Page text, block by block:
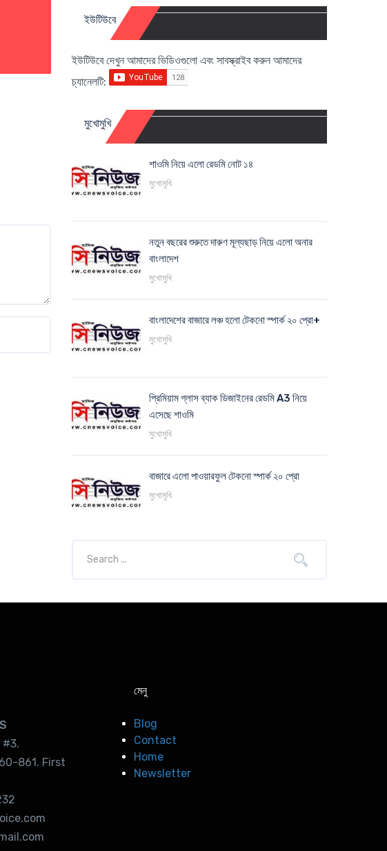
ইউটিউবে
ইউটিউবে দেখুন আমাদের ভিডিওগুলো এবং সাবস্ক্রাইব করুন আমাদের
চ্যানেলটি:
মুখোমুখি
শাওমি নিয়ে এলো রেডমি নোট ১৪
মুখোমুখি
নতুন বছরের শুরুতে দারুণ মূল্যছাড় নিয়ে এলো অনার
বাংলাদেশ
মুখোমুখি
বাংলাদেশের বাজারে লঞ্চ হলো টেকনো স্পার্ক ২০ প্রো+
মুখোমুখি
প্রিমিয়াম গ্লাস ব্যাক ডিজাইনের রেডমি A3 নিয়ে
এসেছে শাওমি
মুখোমুখি
বাজারে এলো পাওয়ারফুল টেকনো স্পার্ক ২০ প্রো
মুখোমুখি
#3.
861. First
মেনু
Blog
Contact
Home
Newsletter